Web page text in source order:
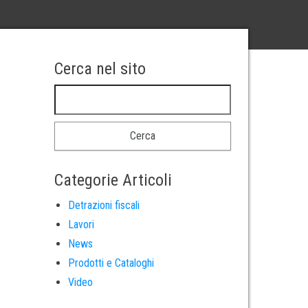
Cerca nel sito
Categorie Articoli
Detrazioni fiscali
Lavori
News
Prodotti e Cataloghi
Video